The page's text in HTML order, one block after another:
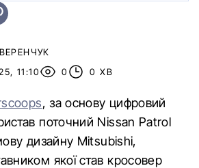
11:10
0 0 ХВ
, за основу цифровий
поточний Nissan Patrol
дизайну Mitsubishi,
якої став кросовер